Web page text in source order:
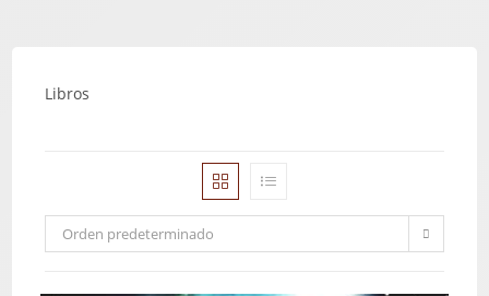
Libros
Orden predeterminado